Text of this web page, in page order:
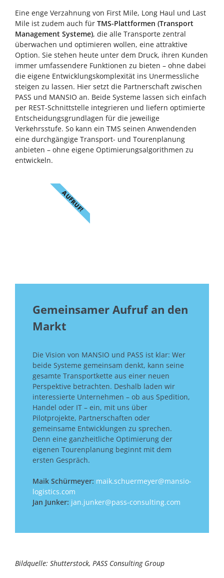
Eine enge Verzahnung von First Mile, Long Haul und Last
Mile ist zudem auch für TMS-Plattformen (Transport
Management Systeme), die alle Transporte zentral
überwachen und optimieren wollen, eine attraktive
Option. Sie stehen heute unter dem Druck, ihren Kunden
immer umfassendere Funktionen zu bieten – ohne dabei
die eigene Entwicklungskomplexität ins Unermessliche
steigen zu lassen. Hier setzt die Partnerschaft zwischen
PASS und MANSIO an. Beide Systeme lassen sich einfach
per REST-Schnittstelle integrieren und liefern optimierte
Entscheidungsgrundlagen für die jeweilige
Verkehrsstufe. So kann ein TMS seinen Anwendenden
eine durchgängige Transport- und Tourenplanung
anbieten – ohne eigene Optimierungsalgorithmen zu
entwickeln.
Gemeinsamer Aufruf an den
Markt
Die Vision von MANSIO und PASS ist klar: Wer
beide Systeme gemeinsam denkt, kann seine
gesamte Transportkette aus einer neuen
Perspektive betrachten. Deshalb laden wir
interessierte Unternehmen – ob aus Spedition,
Handel oder IT – ein, mit uns über
Pilotprojekte, Partnerschaften oder
gemeinsame Entwicklungen zu sprechen.
Denn eine ganzheitliche Optimierung der
eigenen Tourenplanung beginnt mit dem
ersten Gespräch.
Maik Schürmeyer: maik.schuermeyer@mansio-
logistics.com
Jan Junker: jan.junker@pass-consulting.com
AUFRUF!
Bildquelle: Shutterstock, PASS Consulting Group